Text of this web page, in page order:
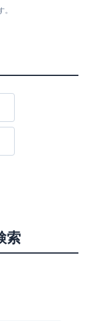
町5-1
動契約コーナ
索